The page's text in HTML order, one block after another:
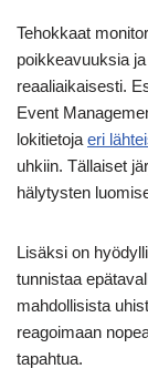
Tehokkaat
poikkeavuuksia
reaaliaikaisesti.
Event
lokitietoja eri
uhkiin. Tällaiset
hälytysten
Lisäksi on
tunnistaa
mahdollisista
reagoimaan
tapahtua.